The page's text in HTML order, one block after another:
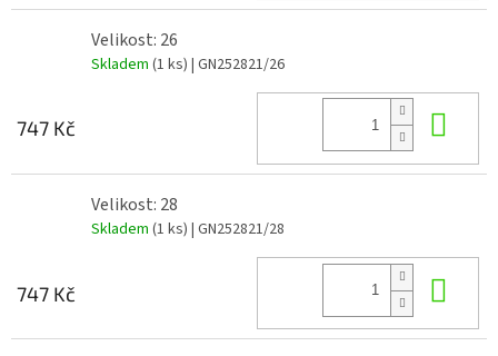
Velikost: 26
Skladem (1 ks) | GN252821/26
747 Kč
Velikost: 28
Skladem (1 ks) | GN252821/28
747 Kč